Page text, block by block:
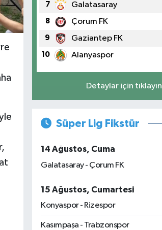
7 Galatasaray
8 Çorum FK
9 Gaziantep FK
10 Alanyaspor
Detaylar için tıklayın
Süper Lig Fikstür
14 Ağustos, Cuma
Galatasaray - Çorum FK
15 Ağustos, Cumartesi
Konyaspor - Rizespor
Kasımpaşa - Trabzonspor